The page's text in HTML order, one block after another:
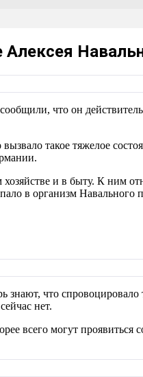
Алексея
что он
такое тяжелое
и в быту. К ним
в организм Навального
знают, что спровоцировало
нет.
всего могут проявиться